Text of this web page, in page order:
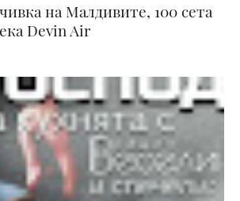
на Малдивите, 100 сета
Devin Air